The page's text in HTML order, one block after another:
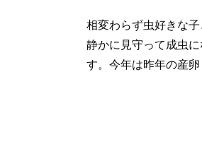
相変わらず虫好きな
静かに見守って成虫
す。今年は昨年の産